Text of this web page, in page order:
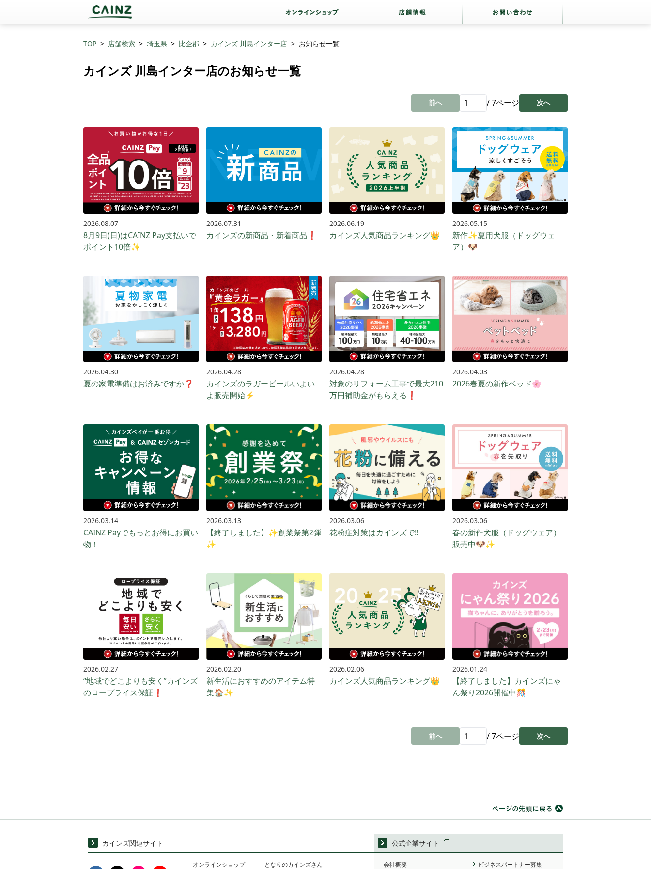
TOP 店舗検索 埼玉県 比企郡 カインズ 川島インター店 お知らせ一覧
カインズ 川島インター店のお知らせ一覧
前へ /7ページ 次へ
2026.08.07
8月9日(日)はCAINZ Pay支払いで
ポイント10倍✨
2026.07.31
カインズの新商品・新着商品❗
2026.06.19
カインズ人気商品ランキング👑
2026.05.15
新作✨夏用犬服（ドッグウェ
ア）🐶
2026.04.30
夏の家電準備はお済みですか❓
2026.04.28
カインズのラガービールいよい
よ販売開始⚡️
2026.04.28
対象のリフォーム工事で最大210
万円補助金がもらえる❗
2026.04.03
2026春夏の新作ベッド🌸
2026.03.14
CAINZ Payでもっとお得に​お買い​
物！​
2026.03.13
【終了しました】✨創業祭第2弾
✨
2026.03.06
花粉症対策はカインズで‼️
2026.03.06
春の新作犬服（ドッグウェア）
販売中🐶✨
2026.02.27
“地域でどこよりも安く”カインズ
のロープライス保証❗️
2026.02.20
新生活におすすめのアイテム特
集🏠✨
2026.02.06
カインズ人気商品ランキング👑
2026.01.24
【終了しました】カインズにゃ
ん祭り2026開催中🎊
前へ /7ページ 次へ
カインズ関連サイト
オンラインショップ となりのカインズさん
公式企業サイト
会社概要 ビジネスパートナー募集